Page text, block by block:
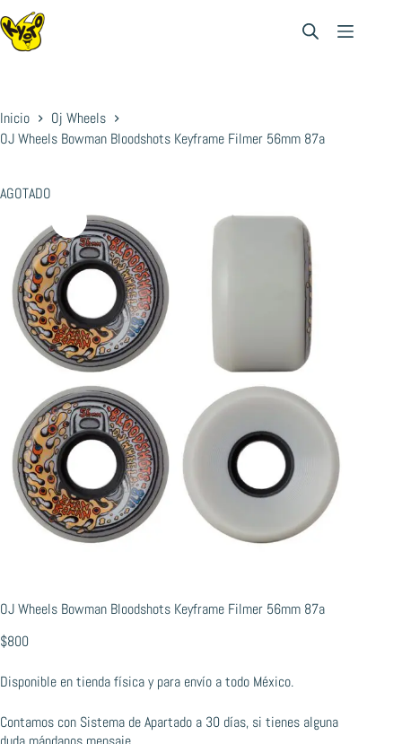
Saltar
al
contenido
Inicio
Oj Wheels
OJ Wheels Bowman Bloodshots Keyframe Filmer 56mm 87a
AGOTADO
OJ Wheels Bowman Bloodshots Keyframe Filmer 56mm 87a
$800
Disponible en tienda física y para envío a todo México.
Contamos con Sistema de Apartado a 30 días, si tienes alguna